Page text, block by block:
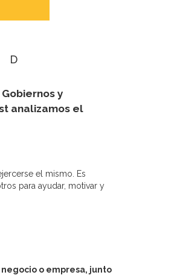
y
analizamos el
el mismo. Es
para ayudar, motivar y
o empresa, junto